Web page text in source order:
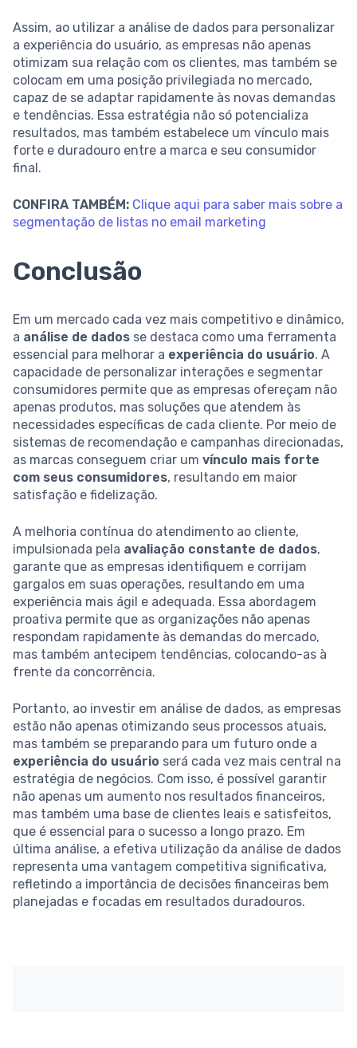
Assim, ao utilizar a análise de dados para personalizar
a experiência do usuário, as empresas não apenas
otimizam sua relação com os clientes, mas também se
colocam em uma posição privilegiada no mercado,
capaz de se adaptar rapidamente às novas demandas
e tendências. Essa estratégia não só potencializa
resultados, mas também estabelece um vínculo mais
forte e duradouro entre a marca e seu consumidor
final.
CONFIRA TAMBÉM: Clique aqui para saber mais sobre a
segmentação de listas no email marketing
Conclusão
Em um mercado cada vez mais competitivo e dinâmico,
a análise de dados se destaca como uma ferramenta
essencial para melhorar a experiência do usuário. A
capacidade de personalizar interações e segmentar
consumidores permite que as empresas ofereçam não
apenas produtos, mas soluções que atendem às
necessidades específicas de cada cliente. Por meio de
sistemas de recomendação e campanhas direcionadas,
as marcas conseguem criar um vínculo mais forte
com seus consumidores, resultando em maior
satisfação e fidelização.
A melhoria contínua do atendimento ao cliente,
impulsionada pela avaliação constante de dados,
garante que as empresas identifiquem e corrijam
gargalos em suas operações, resultando em uma
experiência mais ágil e adequada. Essa abordagem
proativa permite que as organizações não apenas
respondam rapidamente às demandas do mercado,
mas também antecipem tendências, colocando-as à
frente da concorrência.
Portanto, ao investir em análise de dados, as empresas
estão não apenas otimizando seus processos atuais,
mas também se preparando para um futuro onde a
experiência do usuário será cada vez mais central na
estratégia de negócios. Com isso, é possível garantir
não apenas um aumento nos resultados financeiros,
mas também uma base de clientes leais e satisfeitos,
que é essencial para o sucesso a longo prazo. Em
última análise, a efetiva utilização da análise de dados
representa uma vantagem competitiva significativa,
refletindo a importância de decisões financeiras bem
planejadas e focadas em resultados duradouros.